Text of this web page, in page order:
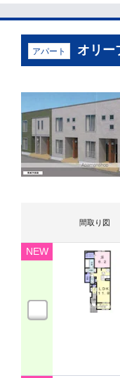
アパート オリー
間取り図
NEW